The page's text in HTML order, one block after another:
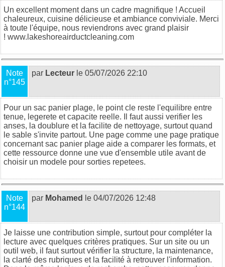
Un excellent moment dans un cadre magnifique ! Accueil
chaleureux, cuisine délicieuse et ambiance conviviale. Merci
à toute l'équipe, nous reviendrons avec grand plaisir
! www.lakeshoreairductcleaning.com
Note
n°145
par Lecteur le 05/07/2026 22:10
Pour un sac panier plage, le point cle reste l'equilibre entre
tenue, legerete et capacite reelle. Il faut aussi verifier les
anses, la doublure et la facilite de nettoyage, surtout quand
le sable s'invite partout. Une page comme une page pratique
concernant sac panier plage aide a comparer les formats, et
cette ressource donne une vue d'ensemble utile avant de
choisir un modele pour sorties repetees.
Note
n°144
par Mohamed le 04/07/2026 12:48
Je laisse une contribution simple, surtout pour compléter la
lecture avec quelques critères pratiques. Sur un site ou un
outil web, il faut surtout vérifier la structure, la maintenance,
la clarté des rubriques et la facilité à retrouver l'information.